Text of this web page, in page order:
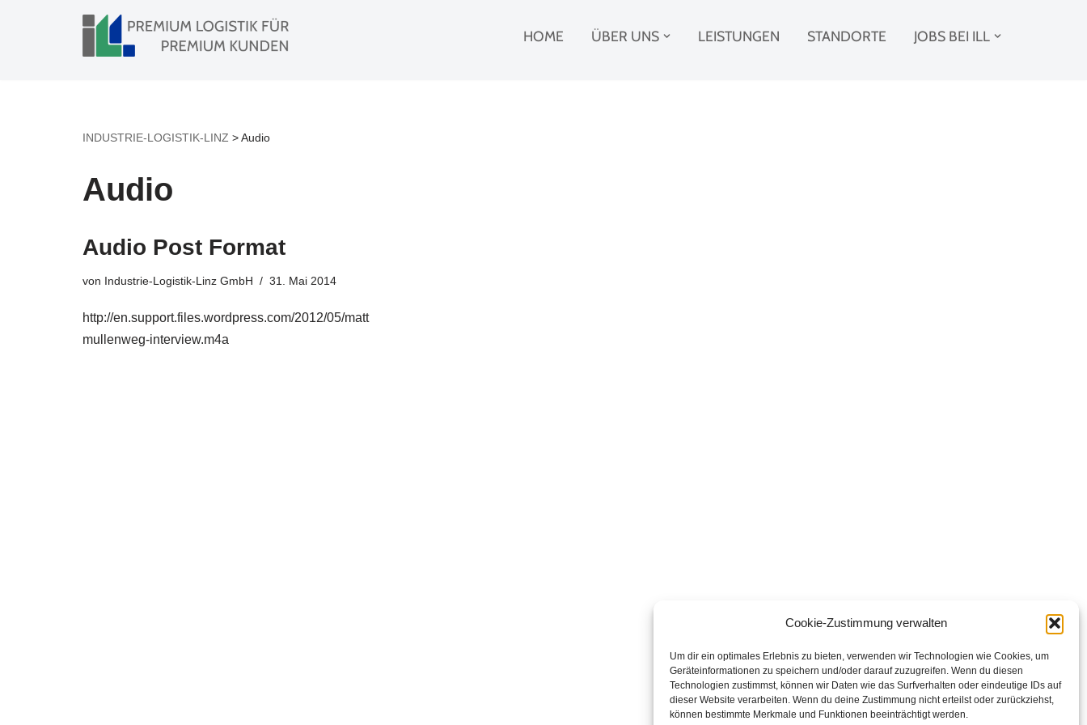
Cookie-Zustimmung verwalten
Um dir ein optimales Erlebnis zu bieten, verwenden wir Technologien wie Cookies, um
Geräteinformationen zu speichern und/oder darauf zuzugreifen. Wenn du diesen
Technologien zustimmst, können wir Daten wie das Surfverhalten oder eindeutige IDs auf
dieser Website verarbeiten. Wenn du deine Zustimmung nicht erteilst oder zurückziehst,
können bestimmte Merkmale und Funktionen beeinträchtigt werden.
HOME ÜBER UNS LEISTUNGEN STANDORTE JOBS BEI ILL
INDUSTRIE-LOGISTIK-LINZ >Audio
Audio
Audio Post Format
von Industrie-Logistik-Linz GmbH 31. Mai 2014
http://en.support.files.wordpress.com/2012/05/matt
mullenweg-interview.m4a